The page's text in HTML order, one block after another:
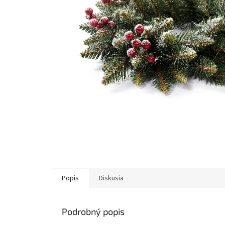
Popis Diskusia
Podrobný popis